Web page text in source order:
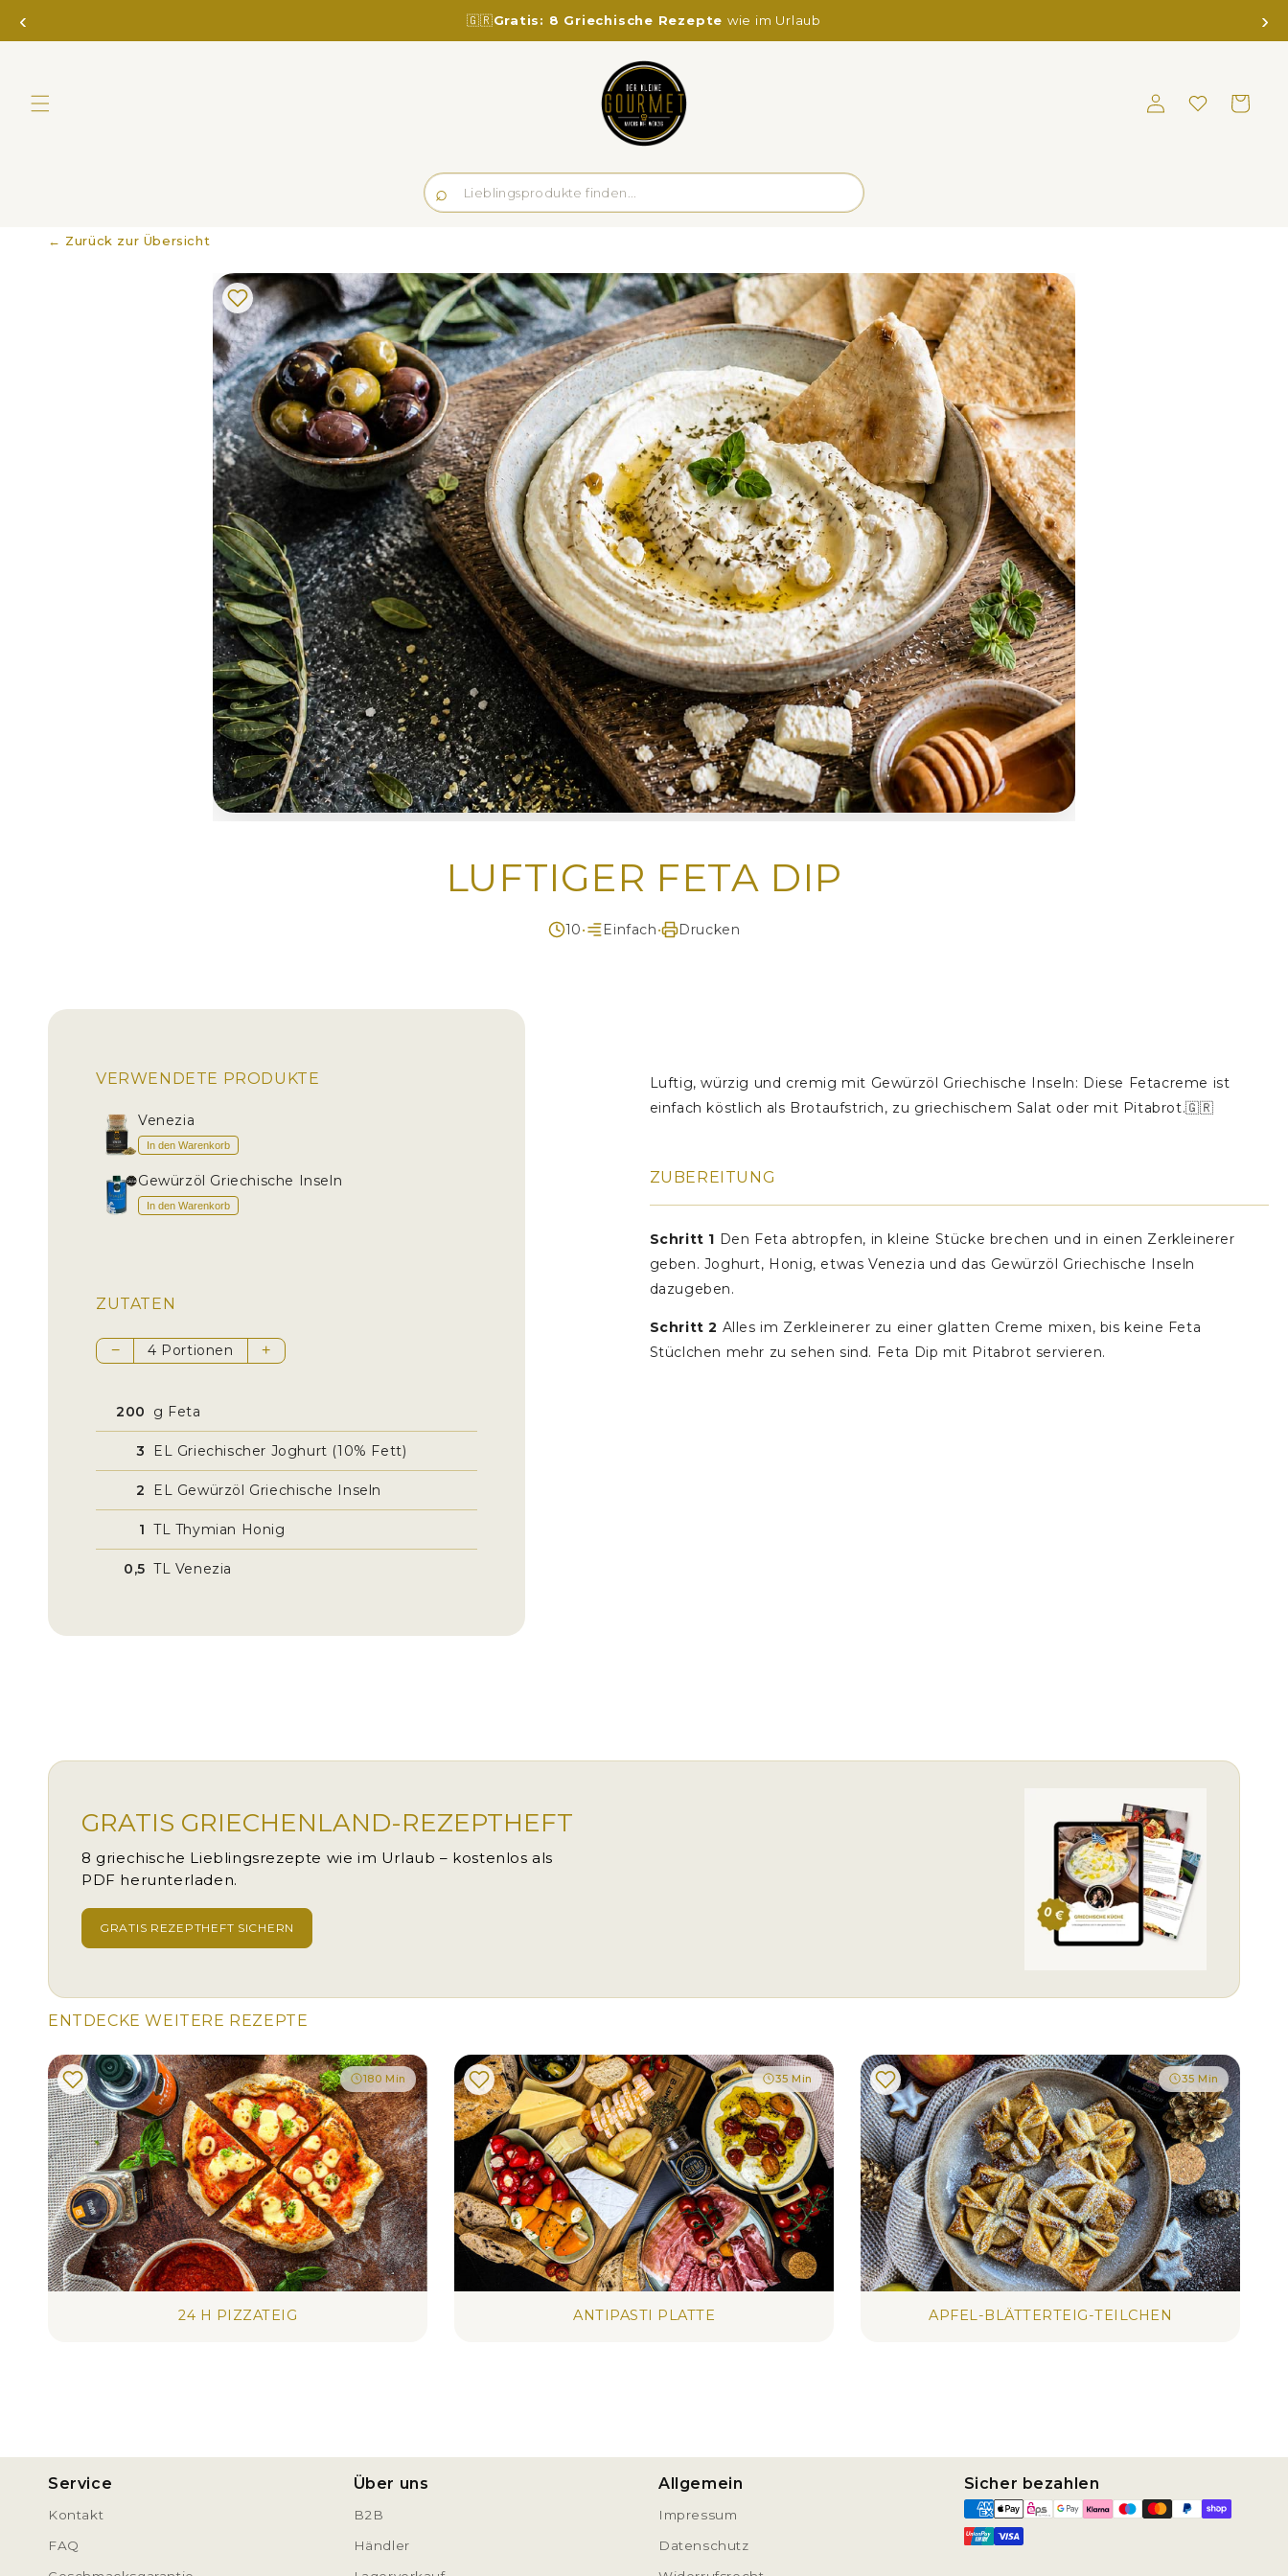
Inhalt
‹ 🇬🇷Gratis: 8 Griechische Rezepte wie im Urlaub ›
EinloggenMerklisteWarenkorb
← Zurück zur Übersicht
LUFTIGER FETA DIP
10• Einfach• Drucken
VERWENDETE PRODUKTE
Venezia
In den Warenkorb
Gewürzöl Griechische Inseln
In den Warenkorb
ZUTATEN
− 4 Portionen +
200 g Feta
3 EL Griechischer Joghurt (10% Fett)
2 EL Gewürzöl Griechische Inseln
1 TL Thymian Honig
0,5 TL Venezia
Luftig, würzig und cremig mit Gewürzöl Griechische Inseln: Diese Fetacreme ist
einfach köstlich als Brotaufstrich, zu griechischem Salat oder mit Pitabrot.🇬🇷
ZUBEREITUNG
Schritt 1 Den Feta abtropfen, in kleine Stücke brechen und in einen Zerkleinerer
geben. Joghurt, Honig, etwas Venezia und das Gewürzöl Griechische Inseln
dazugeben.
Schritt 2 Alles im Zerkleinerer zu einer glatten Creme mixen, bis keine Feta
Stüclchen mehr zu sehen sind. Feta Dip mit Pitabrot servieren.
GRATIS GRIECHENLAND-REZEPTHEFT
8 griechische Lieblingsrezepte wie im Urlaub – kostenlos als
PDF herunterladen.
GRATIS REZEPTHEFT SICHERN
ENTDECKE WEITERE REZEPTE
180 Min
24 H PIZZATEIG
35 Min
ANTIPASTI PLATTE
35 Min
APFEL-BLÄTTERTEIG-TEILCHEN
Service
Kontakt
FAQ
Über uns
B2B
Händler
Allgemein
Impressum
Datenschutz
Sicher bezahlen